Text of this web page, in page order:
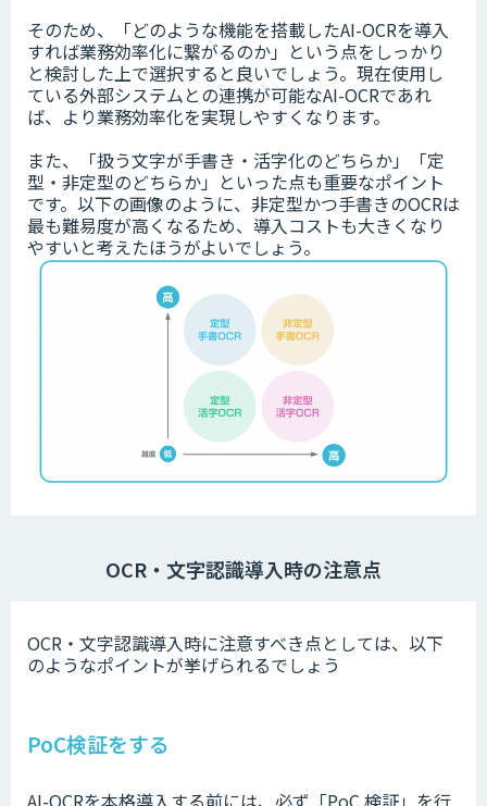
そのため、「どのような機能を搭載したAI-OCRを導入
すれば業務効率化に繋がるのか」という点をしっかり
と検討した上で選択すると良いでしょう。現在使用し
ている外部システムとの連携が可能なAI-OCRであれ
ば、より業務効率化を実現しやすくなります。
また、「扱う文字が手書き・活字化のどちらか」「定
型・非定型のどちらか」といった点も重要なポイント
です。以下の画像のように、非定型かつ手書きのOCRは
最も難易度が高くなるため、導入コストも大きくなり
やすいと考えたほうがよいでしょう。
OCR・文字認識導入時の注意点
OCR・文字認識導入時に注意すべき点としては、以下
のようなポイントが挙げられるでしょう
PoC検証をする
AI-OCRを本格導入する前には、必ず「PoC 検証」を行